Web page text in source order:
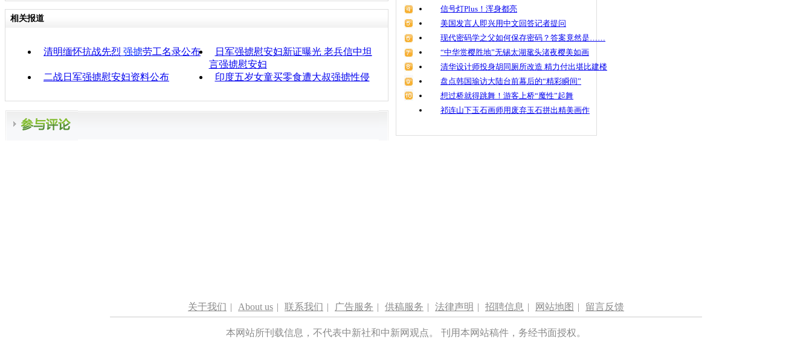
相关报道
清明缅怀抗战先烈 强掳劳工名录公布
日军强掳慰安妇新证曝光 老兵信中坦
言强掳慰安妇
二战日军强掳慰安妇资料公布
印度五岁女童买零食遭大叔强掳性侵
信号灯Plus！浑身都亮
美国发言人即兴用中文回答记者提问
现代密码学之父如何保存密码？答案竟然是……
“中华赏樱胜地”无锡太湖鼋头渚夜樱美如画
清华设计师投身胡同厕所改造 精力付出堪比建楼
盘点韩国瑜访大陆台前幕后的“精彩瞬间”
想过桥就得跳舞！游客上桥“魔性”起舞
祁连山下玉石画师用废弃玉石拼出精美画作
关于我们 | About us | 联系我们 | 广告服务 | 供稿服务 | 法律声明 | 招聘信息 | 网站地图 | 留言反馈
本网站所刊载信息，不代表中新社和中新网观点。 刊用本网站稿件，务经书面授权。